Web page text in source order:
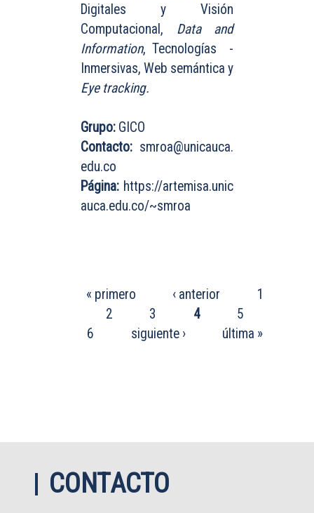
Digitales y Visión
Computacional, Data and
Information, Tecnologías -
Inmersivas, Web semántica y
Eye tracking.
Grupo: GICO
Contacto: smroa@unicauca.
edu.co
Página: https://artemisa.unic
auca.edu.co/~smroa
« primero ‹ anterior
1
2
3 4
5
6
siguiente › última »
CONTACTO